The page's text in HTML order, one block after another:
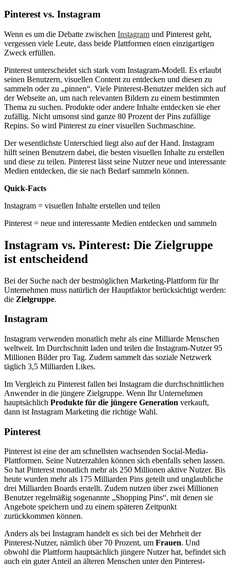
Pinterest vs. Instagram
Wenn es um die Debatte zwischen Instagram und Pinterest geht,
vergessen viele Leute, dass beide Plattformen einen einzigartigen
Zweck erfüllen.
Pinterest unterscheidet sich stark vom Instagram-Modell. Es erlaubt
seinen Benutzern, visuellen Content zu entdecken und diesen zu
sammeln oder zu „pinnen“. Viele Pinterest-Benutzer melden sich auf
der Webseite an, um nach relevanten Bildern zu einem bestimmten
Thema zu suchen. Produkte oder andere Inhalte entdecken sie eher
zufällig. Nicht umsonst sind ganze 80 Prozent der Pins zufällige
Repins. So wird Pinterest zu einer visuellen Suchmaschine.
Der wesentlichste Unterschied liegt also auf der Hand. Instagram
hilft seinen Benutzern dabei, die besten visuellen Inhalte zu erstellen
und diese zu teilen. Pinterest lässt seine Nutzer neue und interessante
Medien entdecken, die sie nach Bedarf sammeln können.
Quick-Facts
Instagram = visuellen Inhalte erstellen und teilen
Pinterest = neue und interessante Medien entdecken und sammeln
Instagram vs. Pinterest: Die Zielgruppe
ist entscheidend
Bei der Suche nach der bestmöglichen Marketing-Plattform für Ihr
Unternehmen muss natürlich der Hauptfaktor berücksichtigt werden:
die Zielgruppe.
Instagram
Instagram verwenden monatlich mehr als eine Milliarde Menschen
weltweit. Im Durchschnitt laden und teilen die Instagram-Nutzer 95
Millionen Bilder pro Tag. Zudem sammelt das soziale Netzwerk
täglich 3,5 Milliarden Likes.
Im Vergleich zu Pinterest fallen bei Instagram die durchschnittlichen
Anwender in die jüngere Zielgruppe. Wenn Ihr Unternehmen
hauptsächlich Produkte für die jüngere Generation verkauft,
dann ist Instagram Marketing die richtige Wahl.
Pinterest
Pinterest ist eine der am schnellsten wachsenden Social-Media-
Plattformen. Seine Nutzerzahlen können sich ebenfalls sehen lassen.
So hat Pinterest monatlich mehr als 250 Millionen aktive Nutzer. Bis
heute wurden mehr als 175 Milliarden Pins geteilt und unglaubliche
drei Milliarden Boards erstellt. Zudem nutzen über zwei Millionen
Benutzer regelmäßig sogenannte „Shopping Pins“, mit denen sie
Angebote speichern und zu einem späteren Zeitpunkt
zurückkommen können.
Anders als bei Instagram handelt es sich bei der Mehrheit der
Pinterest-Nutzer, nämlich über 70 Prozent, um Frauen. Und
obwohl die Plattform hauptsächlich jüngere Nutzer hat, befindet sich
auch ein guter Anteil an älteren Menschen unter den Pinterest-